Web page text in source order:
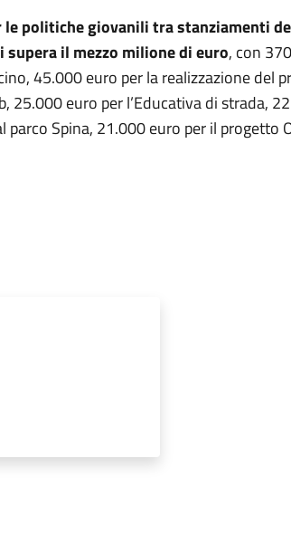
le politiche giovanili tra stanziamenti
il mezzo milione di euro, con
45.000 euro per la realizzazione del
25.000 euro per l’Educativa di strada,
parco Spina, 21.000 euro per il progetto